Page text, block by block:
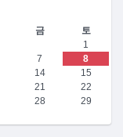
금
토
1
7
8
14
15
21
22
28
29